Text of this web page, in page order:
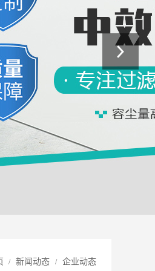
/ 新闻动态 / 企业动态